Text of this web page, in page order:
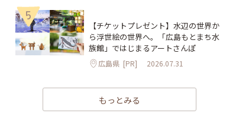
5
【チケットプレゼント】水辺の世界か
ら浮世絵の世界へ。「広島もとまち水
族館」ではじまるアートさんぽ
広島県 [PR] 2026.07.31
もっとみる